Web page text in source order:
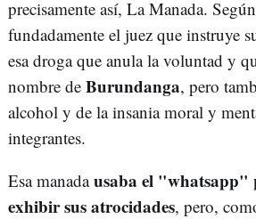
precisamente así, La Manada.
fundadamente el juez que instruye
esa droga que anula la voluntad y
nombre de Burundanga, pero
alcohol y de la insania moral y
integrantes.
Esa manadausaba el "whatsapp"
exhibir sus atrocidades, pero,